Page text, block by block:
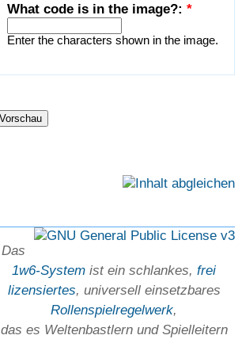
What code is in the image?:*
Enter the characters shown in the image.
Das
1w6-System ist ein schlankes,frei
lizensiertes, universell einsetz­bares
Rollen­spielregel­werk,
das es Welten­bastlern und Spiel­leitern